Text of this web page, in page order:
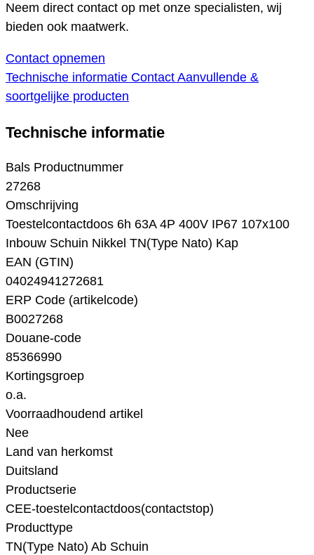
Neem direct contact op met onze specialisten, wij
bieden ook maatwerk.
Contact opnemen
Technische informatie Contact Aanvullende &
soortgelijke producten
Technische informatie
Bals Productnummer
27268
Omschrijving
Toestelcontactdoos 6h 63A 4P 400V IP67 107x100
Inbouw Schuin Nikkel TN(Type Nato) Kap
EAN (GTIN)
04024941272681
ERP Code (artikelcode)
B0027268
Douane-code
85366990
Kortingsgroep
o.a.
Voorraadhoudend artikel
Nee
Land van herkomst
Duitsland
Productserie
CEE-toestelcontactdoos(contactstop)
Producttype
TN(Type Nato) Ab Schuin